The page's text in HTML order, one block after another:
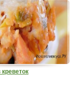
креветок